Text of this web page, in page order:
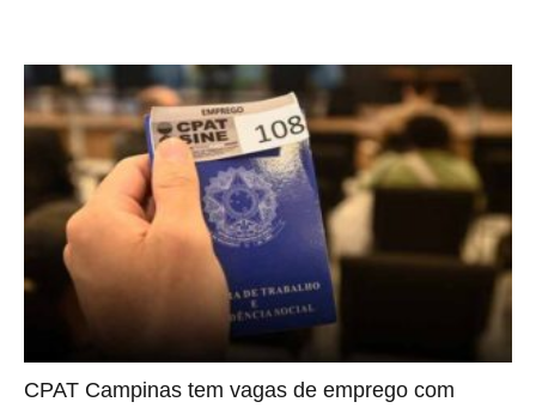
CPAT Campinas tem vagas de emprego com